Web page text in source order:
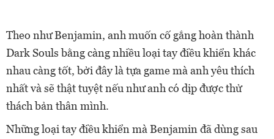
Theo như Benjamin, anh muốn cố gắng hoàn thành
Dark Souls bằng càng nhiều loại tay điều khiển khác
nhau càng tốt, bởi đây là tựa game mà anh yêu thích
nhất và sẽ thật tuyệt nếu như anh có dịp được thử
thách bản thân mình.
Những loại tay điều khiển mà Benjamin đã dùng sau